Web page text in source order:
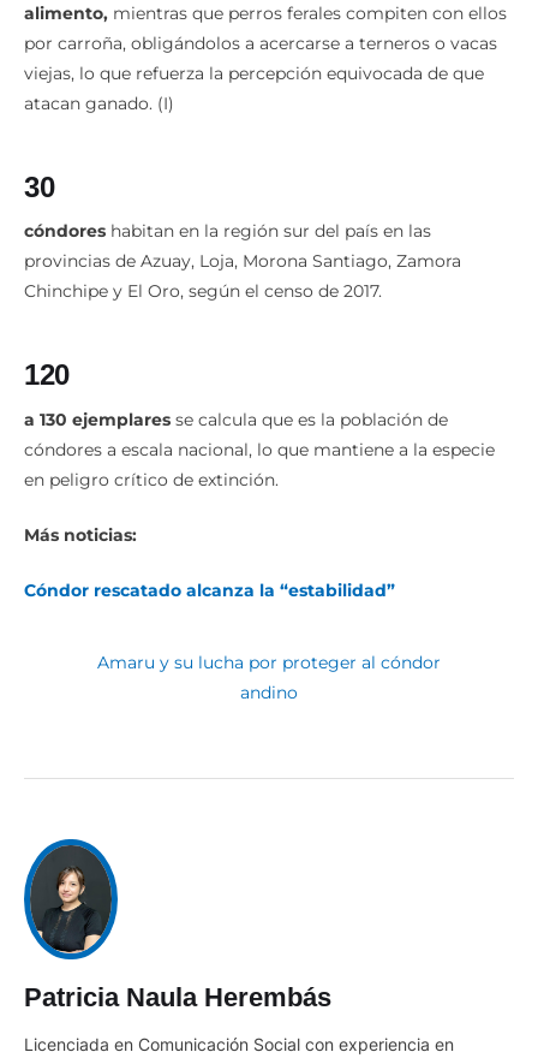
alimento, mientras que perros ferales compiten con ellos
por carroña, obligándolos a acercarse a terneros o vacas
viejas, lo que refuerza la percepción equivocada de que
atacan ganado. (I)
30
cóndores habitan en la región sur del país en las
provincias de Azuay, Loja, Morona Santiago, Zamora
Chinchipe y El Oro, según el censo de 2017.
120
a 130 ejemplares se calcula que es la población de
cóndores a escala nacional, lo que mantiene a la especie
en peligro crítico de extinción.
Más noticias:
Cóndor rescatado alcanza la “estabilidad”
Amaru y su lucha por proteger al cóndor
andino
Patricia Naula Herembás
Licenciada en Comunicación Social con experiencia en